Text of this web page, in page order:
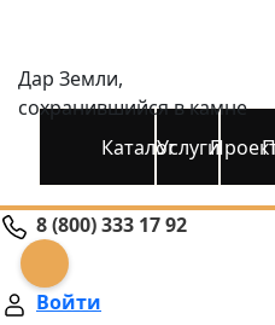
Дар Земли,
сохранившийся в камне
КаталогУслуги
8 (800) 333 17 92
Войти